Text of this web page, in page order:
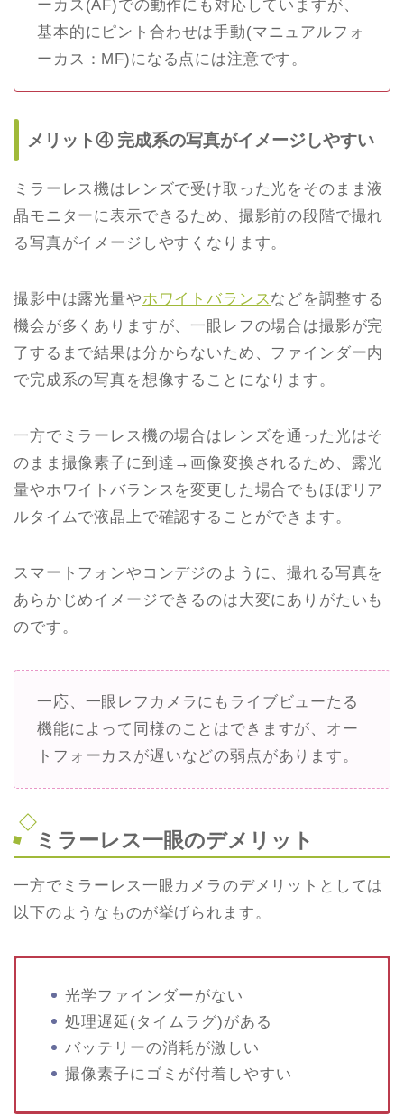
ーカス(AF)での動作にも対応していますが、
基本的にピント合わせは手動(マニュアルフォ
ーカス：MF)になる点には注意です。
メリット④ 完成系の写真がイメージしやすい
ミラーレス機はレンズで受け取った光をそのまま液
晶モニターに表示できるため、撮影前の段階で撮れ
る写真がイメージしやすくなります。
撮影中は露光量やホワイトバランスなどを調整する
機会が多くありますが、一眼レフの場合は撮影が完
了するまで結果は分からないため、ファインダー内
で完成系の写真を想像することになります。
一方でミラーレス機の場合はレンズを通った光はそ
のまま撮像素子に到達→画像変換されるため、露光
量やホワイトバランスを変更した場合でもほぼリア
ルタイムで液晶上で確認することができます。
スマートフォンやコンデジのように、撮れる写真を
あらかじめイメージできるのは大変にありがたいも
のです。
一応、一眼レフカメラにもライブビューたる
機能によって同様のことはできますが、オー
トフォーカスが遅いなどの弱点があります。
ミラーレス一眼のデメリット
一方でミラーレス一眼カメラのデメリットとしては
以下のようなものが挙げられます。
光学ファインダーがない
処理遅延(タイムラグ)がある
バッテリーの消耗が激しい
撮像素子にゴミが付着しやすい